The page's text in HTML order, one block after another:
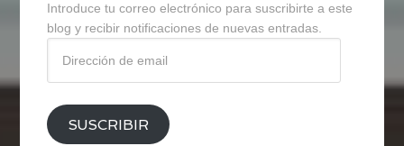
Introduce tu correo electrónico para suscribirte a este
blog y recibir notificaciones de nuevas entradas.
email
SUSCRIBIR